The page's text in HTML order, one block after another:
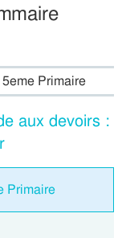
Primaire
aux devoirs :
Primaire